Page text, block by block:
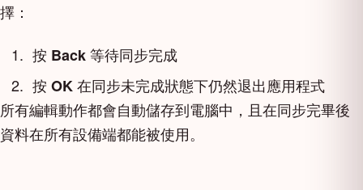
擇：
按 Back等待同步完成
按 OK 在同步未完成狀態下仍然退出應用程式
所有編輯動作都會自動儲存到電腦中，且在同步完畢後
資料在所有設備端都能被使用。